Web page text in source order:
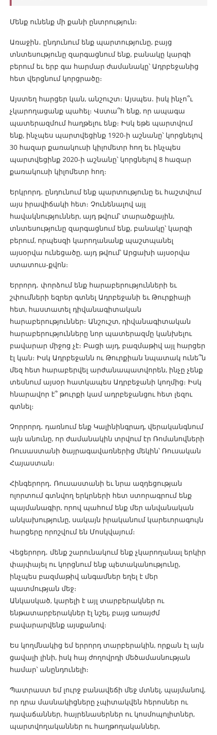
Մենք ունենք մի քանի ընտրություն։
Առաջին․ ընդունում ենք պարտությունը, բայց
տնտեսությունը զարգացնում ենք, բանակը կարգի
բերում եւ երբ գա հարմար ժամանակը՝ Ադրբեջանից
հետ վերցնում կորցրածը։
Այստեղ հարցեր կան, անշուշտ։ Այսպես․ իսկ ինչո՞ւ
չկարողացանք պահել։ Վստա՞հ ենք, որ ապագա
պատերազմում հաղթելու ենք։ Իսկ եթե պարտվում
ենք, ինչպես պարտվեցինք 1920-ի աշնանը՝ կորցնելով
30 հազար քառակուսի կիլոմետր հող եւ ինչպես
պարտվեցինք 2020-ի աշնանը՝ կորցնելով 8 հազար
քառակուսի կիլոմետր հող։
Երկրորդ․ ընդունում ենք պարտությունը եւ հաշտվում
այս իրավիճակի հետ։ Չունենալով այլ
հավակնություններ, այդ թվում՝ տարածքային,
տնտեսությունը զարգացնում ենք, բանակը՝ կարգի
բերում, որպեսզի կարողանանք պաշտպանել
այսօրվա ունեցածը, այդ թվում՝ Արցախի այսօրվա
ստատուս-քվոն։
Երրորդ․ փորձում ենք հարաբերությունների եւ
շփումների եզրեր գտնել Ադրբեջանի եւ Թուրքիայի
հետ, հաստատել դիվանագիտական
հարաբերություններ։ Անշուշտ, դիվանագիտական
հարաբերությունները նոր պատերազմը կանխելու
բավարար միջոց չէ։ Բացի այդ, բազմաթիվ այլ հարցեր
էլ կան։ Իսկ Ադրբեջանն ու Թուրքիան նպատակ ունե՞ն
մեզ հետ հարաբերվել արժանապատվորեն, ինչը չենք
տեսնում այսօր հատկապես Ադրբեջանի կողմից։ Իսկ
հնարավոր է՞ թուրքի կամ ադրբեջանցու հետ լեզու
գտնել։
Չորրորդ․ դառնում ենք Կալինինգրադ, վերականգնում
այն անունը, որ ժամանակին տրվում էր Ռոմանովների
Ռուսաստանի ծայրագավառներից մեկին՝ Ռուսական
Հայաստան։
Հինգերորդ․ Ռուսաստանի եւ նրա ազդեցության
ոլորտում գտնվող երկրների հետ ստորագրում ենք
պայմանագիր, որով պահում ենք մեր անվանական
անկախությունը, սակայն իրականում կարեւորագույն
հարցերը որոշվում են Մոսկվայում։
Վեցերորդ․ մենք շարունակում ենք չկարողանալ երկիր
փայփայել ու կորցնում ենք պետականությունը,
ինչպես բազմաթիվ անգամներ եղել է մեր
պատմության մեջ։
Անկասկած, կարելի է այլ տարբերակներ ու
ենթատարբերակներ էլ նշել, բայց առայժմ
բավարարվենք այսքանով։
Ես կողմնակից եմ երրորդ տարբերակին, որքան էլ այն
ցավալի լինի, իսկ հայ ժողովրդի մեծամասնության
համար՝ անընդունելի։
Պատրաստ եմ լուրջ բանավեճի մեջ մտնել, պայմանով,
որ դրա մասնակիցները չպիտակվեն հերոսներ ու
դավաճաններ, հայրենասերներ ու կոսմոպոլիտներ,
պարտվողականներ ու հաղթողականներ,